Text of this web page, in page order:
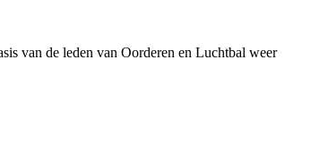
van de leden van Oorderen en Luchtbal weer